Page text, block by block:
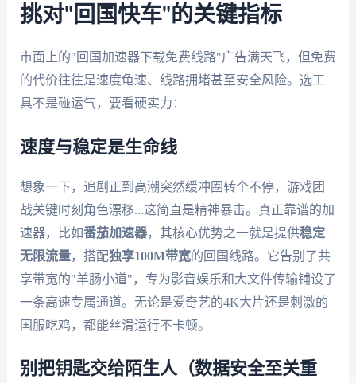
挑对"回国快车"的关键指标
市面上的"回国加速器下载免费线路"广告满天飞，但免费
的代价往往是速度龟速、线路拥堵甚至安全风险。选工
具不是碰运气，要看硬实力：
速度与稳定是生命线
想象一下，追剧正到高潮突然缓冲圈转个不停，游戏团
战关键时刻角色漂移...这简直是精神暴击。真正靠谱的加
速器，比如番茄加速器，其核心优势之一就是提供稳定
无限流量，搭配独享100M带宽的回国线路。它告别了共
享带宽的"羊肠小道"，专为影音娱乐和大文件传输铺设了
一条高速专属通道。无论是爱奇艺的4K大片还是刺激的
国服吃鸡，都能丝滑运行不卡顿。
别把钥匙交给陌生人（数据安全至关重